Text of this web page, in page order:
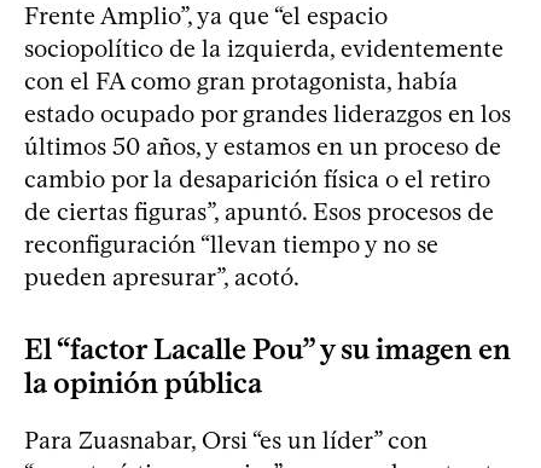
Frente Amplio”, ya que “el espacio
sociopolítico de la izquierda, evidentemente
con el FA como gran protagonista, había
estado ocupado por grandes liderazgos en los
últimos 50 años, y estamos en un proceso de
cambio por la desaparición física o el retiro
de ciertas figuras”, apuntó. Esos procesos de
reconfiguración “llevan tiempo y no se
pueden apresurar”, acotó.
El “factor Lacalle Pou” y su imagen en
la opinión pública
Para Zuasnabar, Orsi “es un líder” con